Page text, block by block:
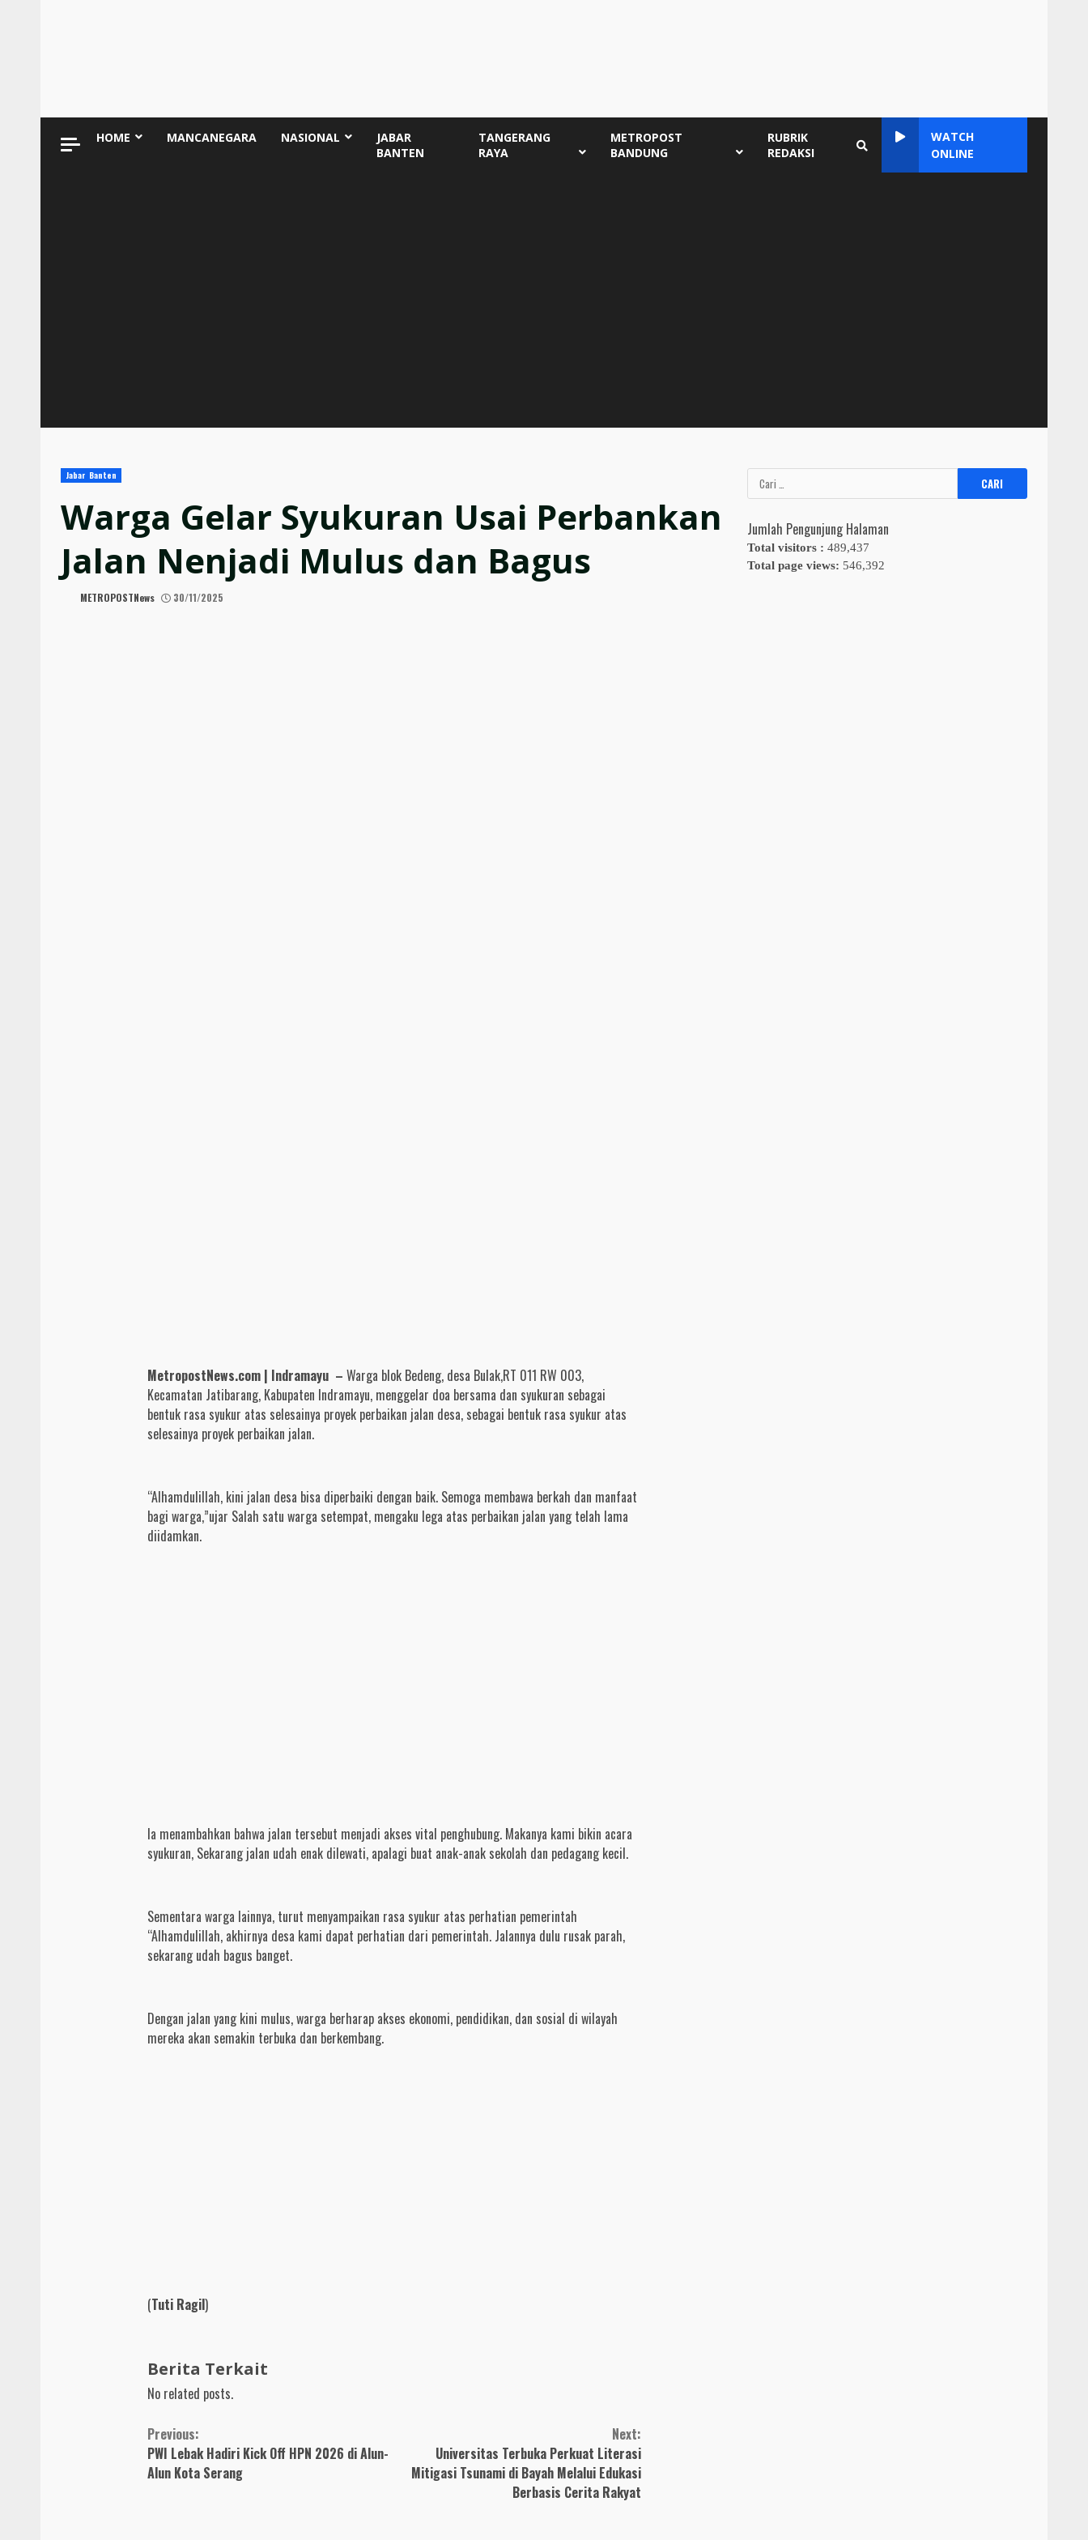
HOME MANCANEGARA NASIONAL
JABAR
BANTEN
TANGERANG
RAYA
METROPOST
BANDUNG
RUBRIK
REDAKSI
WATCH
ONLINE
Jabar Banten
Warga Gelar Syukuran Usai Perbankan
Jalan Nenjadi Mulus dan Bagus
METROPOSTNews 30/11/2025
MetropostNews.com | Indramayu – Warga blok Bedeng, desa Bulak,RT 011 RW 003,
Kecamatan Jatibarang, Kabupaten Indramayu, menggelar doa bersama dan syukuran sebagai
bentuk rasa syukur atas selesainya proyek perbaikan jalan desa, sebagai bentuk rasa syukur atas
selesainya proyek perbaikan jalan.
“Alhamdulillah, kini jalan desa bisa diperbaiki dengan baik. Semoga membawa berkah dan manfaat
bagi warga,”ujar Salah satu warga setempat, mengaku lega atas perbaikan jalan yang telah lama
diidamkan.
Ia menambahkan bahwa jalan tersebut menjadi akses vital penghubung. Makanya kami bikin acara
syukuran, Sekarang jalan udah enak dilewati, apalagi buat anak-anak sekolah dan pedagang kecil.
Sementara warga lainnya, turut menyampaikan rasa syukur atas perhatian pemerintah
“Alhamdulillah, akhirnya desa kami dapat perhatian dari pemerintah. Jalannya dulu rusak parah,
sekarang udah bagus banget.
Dengan jalan yang kini mulus, warga berharap akses ekonomi, pendidikan, dan sosial di wilayah
mereka akan semakin terbuka dan berkembang.
(Tuti Ragil)
Berita Terkait
No related posts.
Continue
Reading
Previous:
PWI Lebak Hadiri Kick Off HPN 2026 di Alun-
Alun Kota Serang
Next:
Universitas Terbuka Perkuat Literasi
Mitigasi Tsunami di Bayah Melalui Edukasi
Berbasis Cerita Rakyat
Cari
untuk:
Jumlah Pengunjung Halaman
Total visitors :489,437
Total page views: 546,392